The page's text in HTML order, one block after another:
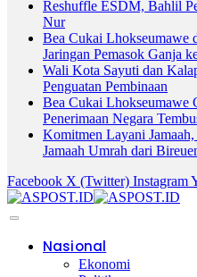
Reshuffle ESDM, Bahlil
Nur
Bea Cukai Lhokseumawe
Jaringan Pemasok Ganja
Wali Kota Sayuti dan
Penguatan Pembinaan
Bea Cukai Lhokseumawe
Penerimaan Negara
Komitmen Layani
Jamaah Umrah dari
Facebook X (Twitter) Instagram
Nasional
Ekonomi